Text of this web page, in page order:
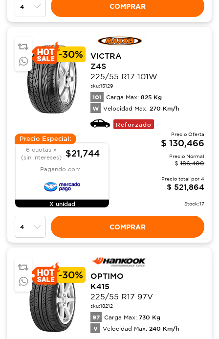
COMPRAR
-30%
VICTRA
Z4S
225/55 R17 101W
sku:15129
101 Carga Max: 825 Kg
W Velocidad Max: 270 Km/h
Reforzado
Precio Especial:
6 cuotas x
(sin intereses)
$21,744
Pagando con:
X unidad
Precio Oferta
$ 130,466
Precio Normal
$ 186,400
Precio total por 4
$ 521,864
Stock:17
COMPRAR
-30%
OPTIMO
K415
225/55 R17 97V
sku:18212
97 Carga Max: 730 Kg
V Velocidad Max: 240 Km/h